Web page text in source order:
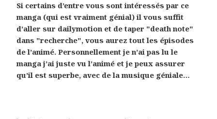
Si certains d’entre vous sont intéressés par ce
manga (qui est vraiment génial) il vous suffit
d’aller sur dailymotion et de taper "death note"
dans "recherche", vous aurez tout les épisodes
de l’animé. Personnellement je n’ai pas lu le
manga j’ai juste vu l’animé et je peux assurer
qu’il est superbe, avec de la musique géniale…